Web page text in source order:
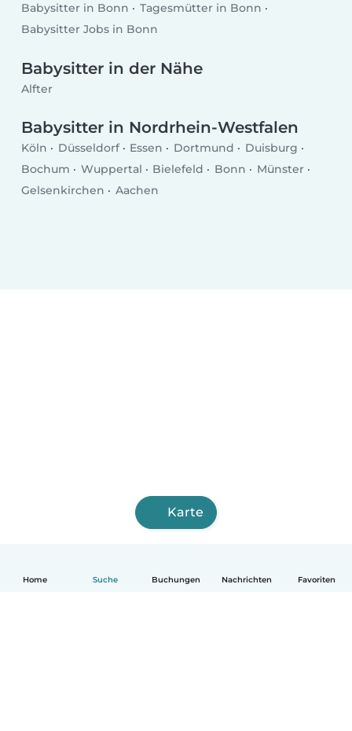
Home Suche Buchungen Nachrichten Favoriten
Babysitter in Bonn
Tagesmütter in Bonn
Babysitter Jobs in Bonn
Babysitter in der Nähe
Alfter
Babysitter in Nordrhein-Westfalen
Köln Düsseldorf Essen Dortmund
Duisburg
Bochum
Wuppertal Bielefeld Bonn
Münster
Gelsenkirchen
Aachen
Karte